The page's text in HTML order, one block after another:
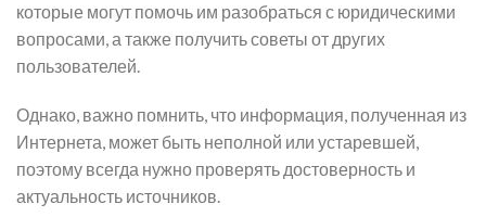
которые могут помочь им разобраться с юридическими
вопросами, а также получить советы от других
пользователей.
Однако, важно помнить, что информация, полученная из
Интернета, может быть неполной или устаревшей,
поэтому всегда нужно проверять достоверность и
актуальность источников.